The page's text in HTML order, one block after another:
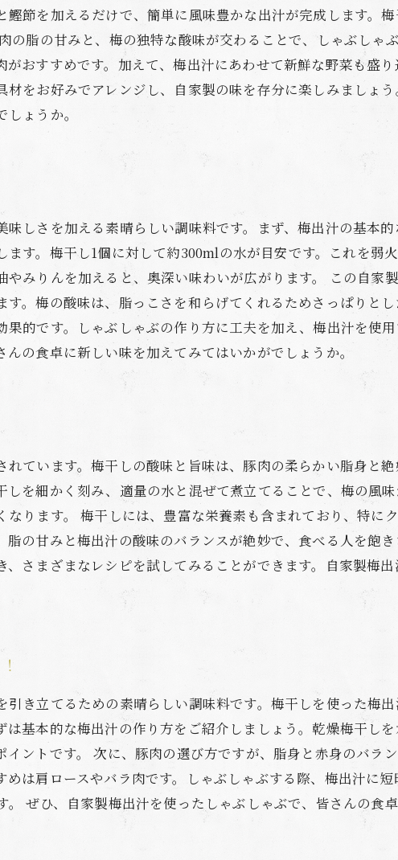
節を加えるだけで、簡単に風味豊かな出汁が完成します。
脂の甘みと、梅の独特な酸味が交わることで、しゃぶしゃ
おすすめです。加えて、梅出汁にあわせて新鮮な野菜も盛
をお好みでアレンジし、自家製の味を存分に楽しみましょ
ょうか。
しさを加える素晴らしい調味料です。まず、梅出汁の基本
す。梅干し1個に対して約300mlの水が目安です。これを弱
みりんを加えると、奥深い味わいが広がります。 この自家
。梅の酸味は、脂っこさを和らげてくれるためさっぱりとし
的です。しゃぶしゃぶの作り方に工夫を加え、梅出汁を使
の食卓に新しい味を加えてみてはいかがでしょうか。
ています。梅干しの酸味と旨味は、豚肉の柔らかい脂身と
を細かく刻み、適量の水と混ぜて煮立てることで、梅の風
ります。 梅干しには、豊富な栄養素も含まれており、特に
の甘みと梅出汁の酸味のバランスが絶妙で、食べる人を飽
さまざまなレシピを試してみることができます。自家製梅
き立てるための素晴らしい調味料です。梅干しを使った梅
基本的な梅出汁の作り方をご紹介しましょう。乾燥梅干し
ントです。 次に、豚肉の選び方ですが、脂身と赤身のバラ
は肩ロースやバラ肉です。しゃぶしゃぶする際、梅出汁に
ぜひ、自家製梅出汁を使ったしゃぶしゃぶで、皆さんの食卓